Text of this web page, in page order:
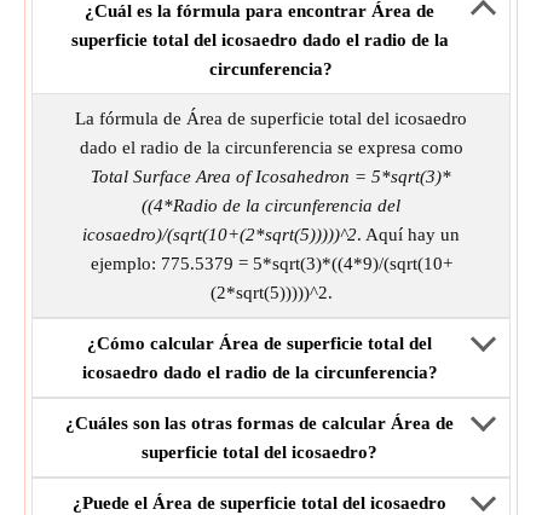
¿Cuál es la fórmula para encontrar Área de
superficie total del icosaedro dado el radio de la
circunferencia?
La fórmula de Área de superficie total del icosaedro
dado el radio de la circunferencia se expresa como
Total Surface Area of Icosahedron = 5*sqrt(3)*
((4*Radio de la circunferencia del
icosaedro)/(sqrt(10+(2*sqrt(5)))))^2. Aquí hay un
ejemplo: 775.5379 = 5*sqrt(3)*((4*9)/(sqrt(10+
(2*sqrt(5)))))^2.
¿Cómo calcular Área de superficie total del
icosaedro dado el radio de la circunferencia?
¿Cuáles son las otras formas de calcular Área de
superficie total del icosaedro?
¿Puede el Área de superficie total del icosaedro